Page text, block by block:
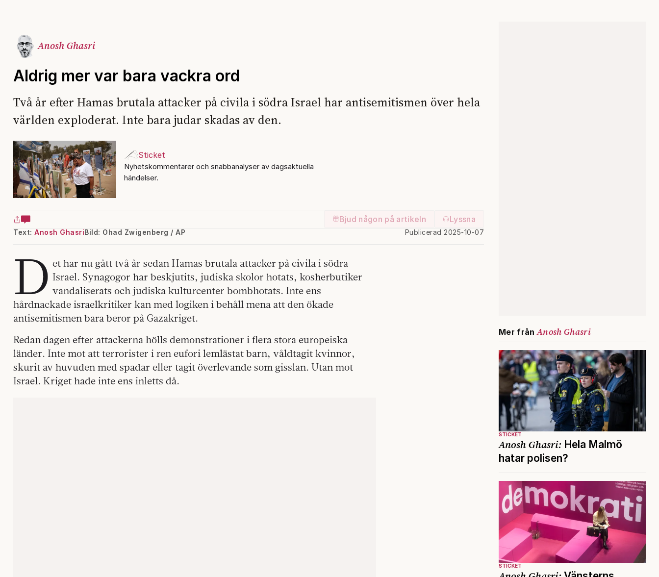
Anosh Ghasri
Aldrig mer var bara vackra ord
Två år efter Hamas brutala attacker på civila i södra Israel har antisemitismen över hela
världen exploderat. Inte bara judar skadas av den.
Sticket
Nyhetskommentarer och snabbanalyser av dagsaktuella
händelser.
Bjud någon på artikeln Lyssna
Text: Anosh Ghasri Publicerad 2025-10-07
Bild: Ohad Zwigenberg / AP
D et har nu gått två år sedan Hamas brutala attacker på civila i södra
Israel. Synagogor har beskjutits, judiska skolor hotats, kosherbutiker
vandaliserats och judiska kulturcenter bombhotats. Inte ens
hårdnackade israelkritiker kan med logiken i behåll mena att den ökade
antisemitismen bara beror på Gazakriget.
Redan dagen efter attackerna hölls demonstrationer i flera stora europeiska
länder. Inte mot att terrorister i ren eufori lemlästat barn, våldtagit kvinnor,
skurit av huvuden med spadar eller tagit överlevande som gisslan. Utan mot
Israel. Kriget hade inte ens inletts då.
Mer frånAnosh Ghasri
STICKET
Anosh Ghasri: Hela Malmö
hatar polisen?
STICKET